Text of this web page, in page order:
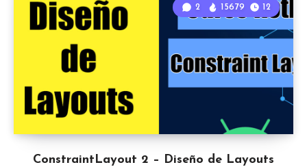
ConstraintLayout 2 – Diseño de Layouts
2 15679 12